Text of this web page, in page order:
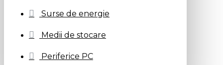
Surse de energie
Medii de stocare
Periferice PC